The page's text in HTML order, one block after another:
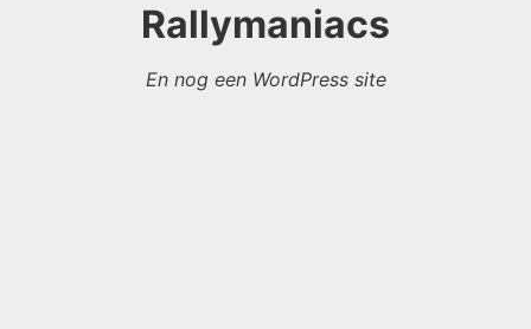
Rallymaniacs
En nog een WordPress site